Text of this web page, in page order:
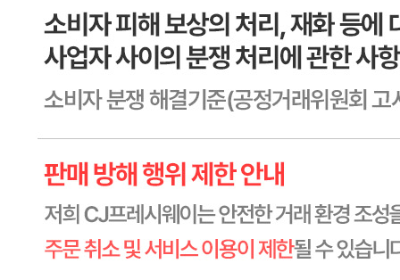
원재료명 및 함량
상세페이지참고
영양성분
상세페이지참고
유전자변형식품에 해당하는 경우의 표시
해당사항 없음
소비자 상담 관련 전화번호
1588-6967
반품/교환 정보
판매자명